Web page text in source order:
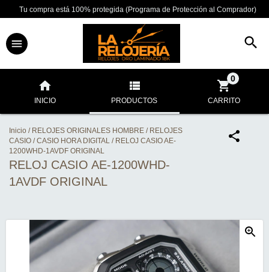
Tu compra está 100% protegida (Programa de Protección al Comprador)
INICIO PRODUCTOS CARRITO
0
Inicio / RELOJES ORIGINALES HOMBRE / RELOJES
CASIO / CASIO HORA DIGITAL / RELOJ CASIO AE-
1200WHD-1AVDF ORIGINAL
RELOJ CASIO AE-1200WHD-
1AVDF ORIGINAL